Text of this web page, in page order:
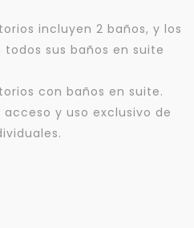
incluyen 2 baños, y los
sus baños en suite
con baños en suite.
y uso exclusivo de
rápido